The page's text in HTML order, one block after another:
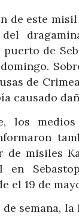
de este
de
de
causado
los
de misiles
el 19 de
semana,